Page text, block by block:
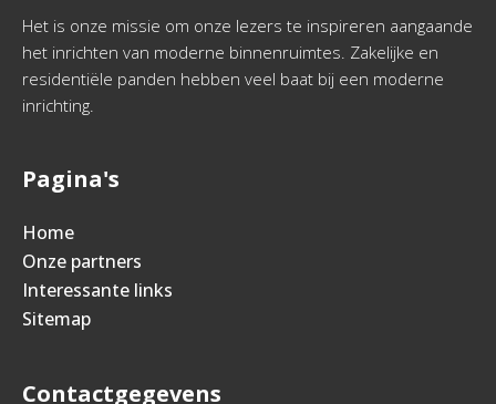
Het is onze missie om onze lezers te inspireren aangaande
het inrichten van moderne binnenruimtes. Zakelijke en
residentiële panden hebben veel baat bij een moderne
inrichting.
Pagina's
Home
Onze partners
Interessante links
Sitemap
Contactgegevens